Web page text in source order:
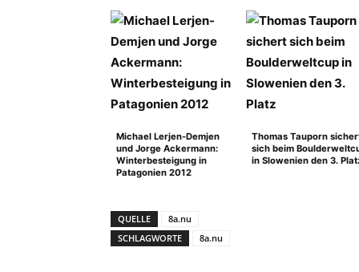
Michael Lerjen-Demjen
und Jorge Ackermann:
Winterbesteigung in
Patagonien 2012
Thomas Tauporn
sich beim
in Slowenien den 3.
QUELLE
8a.nu
SCHLAGWORTE
8a.nu